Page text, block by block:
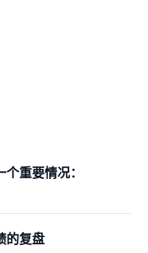
重要情况：
的复盘